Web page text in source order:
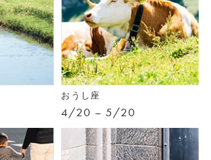
おうし座
4/20 – 5/20